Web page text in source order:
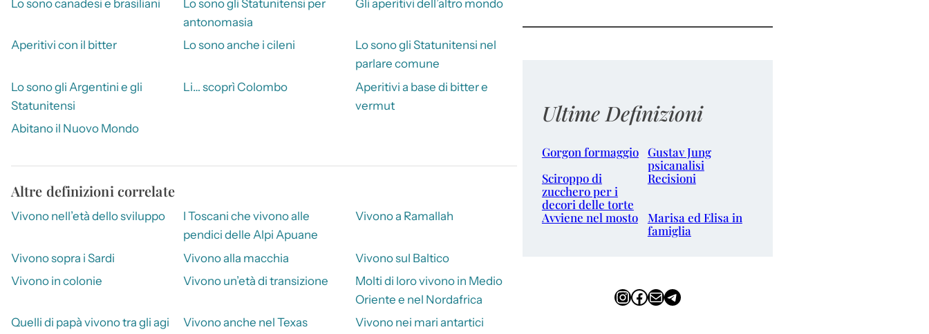
Lo sono canadesi e brasiliani
Lo sono gli Statunitensi per
antonomasia
Gli aperitivi dell’altro mondo
Aperitivi con il bitter Lo sono anche i cileni
Lo sono gli Statunitensi nel
parlare comune
Lo sono gli Argentini e gli
Statunitensi
Li… scoprì Colombo
Aperitivi a base di bitter e
vermut
Abitano il Nuovo Mondo
Altre definizioni correlate
Vivono nell’età dello sviluppo
I Toscani che vivono alle
pendici delle Alpi Apuane
Vivono a Ramallah
Vivono sopra i Sardi Vivono alla macchia
Vivono sul Baltico
Vivono in colonie
Vivono un’età di transizione
Molti di loro vivono in Medio
Oriente e nel Nordafrica
Quelli di papà vivono tra gli agi
Vivono anche nel Texas
Vivono nei mari antartici
Ultime Definizioni
Gorgon formaggio Gustav Jung
psicanalisi
Sciroppo di
zucchero per i
decori delle torte
Recisioni
Avviene nel mosto
Marisa ed Elisa in
famiglia
InstagramFacebook Email Telegram